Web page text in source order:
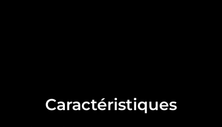
Caractéristiques